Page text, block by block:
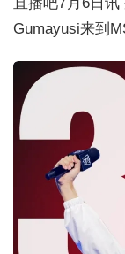
Gumayusi来到